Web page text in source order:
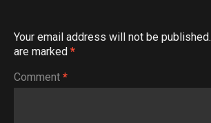
Your email address will not be published.
are marked *
Comment *